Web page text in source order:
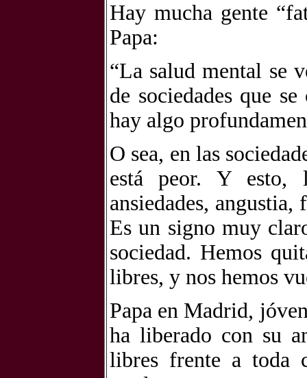
Hay mucha gente
Papa:
“La salud mental se
de sociedades que
hay algo
O sea, en las
está peor. Y esto,
ansiedades,
Es un signo muy
sociedad. Hemos
libres, y nos hemos
Papa en Madrid,
ha liberado con su
libres frente a toda